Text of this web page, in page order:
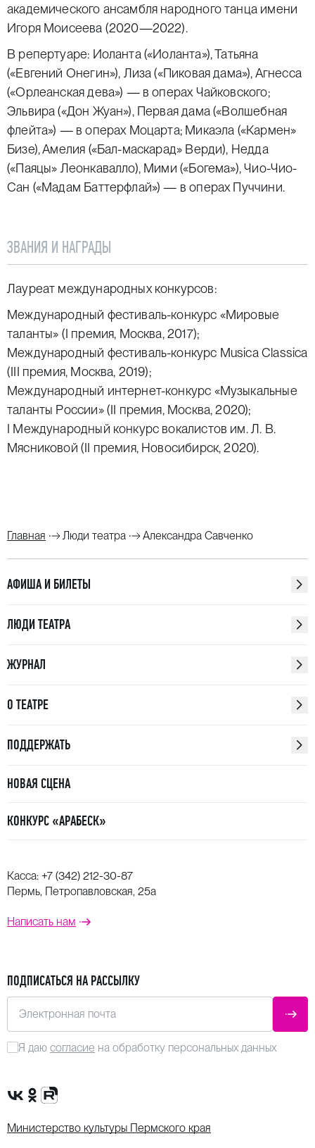
академического ансамбля народного танца имени
Игоря Моисеева (2020—2022).
В репертуаре: Иоланта («Иоланта»), Татьяна
(«Евгений Онегин»), Лиза («Пиковая дама»), Агнесса
(«Орлеанская дева») — в операх Чайковского;
Эльвира («Дон Жуан»), Первая дама («Волшебная
флейта») — в операх Моцарта; Микаэла («Кармен»
Бизе), Амелия («Бал-маскарад» Верди), Недда
(«Паяцы» Леонкавалло), Мими («Богема»), Чио-Чио-
Сан («Мадам Баттерфлай») — в операх Пуччини.
ЗВАНИЯ И НАГРАДЫ
Лауреат международных конкурсов:
Международный фестиваль-конкурс «Мировые
таланты» (I премия, Москва, 2017);
Международный фестиваль-конкурс Musica Classica
(III премия, Москва, 2019);
Международный интернет-конкурс «Музыкальные
таланты России» (II премия, Москва, 2020);
I Международный конкурс вокалистов им. Л. В.
Мясниковой (II премия, Новосибирск, 2020).
Главная Люди театра Александра Савченко
АФИША И БИЛЕТЫ
ЛЮДИ ТЕАТРА
ЖУРНАЛ
О ТЕАТРЕ
ПОДДЕРЖАТЬ
НОВАЯ СЦЕНА
КОНКУРС «АРАБЕСК»
Касса: +7 (342) 212-30-87
Пермь, Петропавловская, 25а
Написать нам
ПОДПИСАТЬСЯ НА РАССЫЛКУ
Электронная почта
Я даю согласие на обработку персональных данных
Сообщество VK
Группа в одноклассниках
Канал Rutube
Министерство культуры Пермского края